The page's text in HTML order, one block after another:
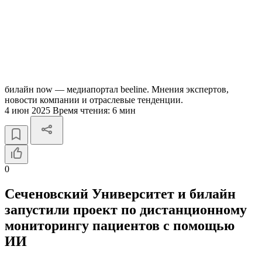
билайн now — медиапортал beeline. Мнения экспертов,
новости компании и отраслевые тенденции.
4 июн 2025 Время чтения: 6 мин
0
Сеченовский Университет и билайн
запустили проект по дистанционному
мониторингу пациентов c помощью
ИИ